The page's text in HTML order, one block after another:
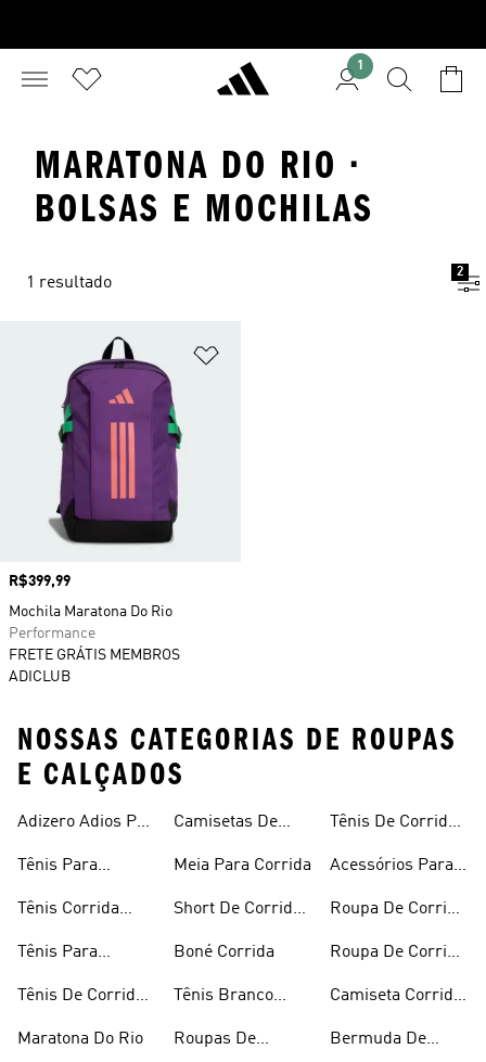
1
MARATONA DO RIO ·
BOLSAS E MOCHILAS
1 resultado
2
Preço
R$399,99
Mochila Maratona Do Rio
Performance
FRETE GRÁTIS MEMBROS
ADICLUB
NOSSAS CATEGORIAS DE ROUPAS
E CALÇADOS
Adizero Adios Pro
Tênis Para
Tênis Corrida
Tênis Para
Tênis De Corrida
Maratona Do Rio
Camisetas De
Meia Para Corrida
Short De Corrida
Boné Corrida
Tênis Branco
Roupas De
Tênis De Corrida
Acessórios Para
Roupa De Corrida
Roupa De Corrida
Camiseta Corrida
Bermuda De